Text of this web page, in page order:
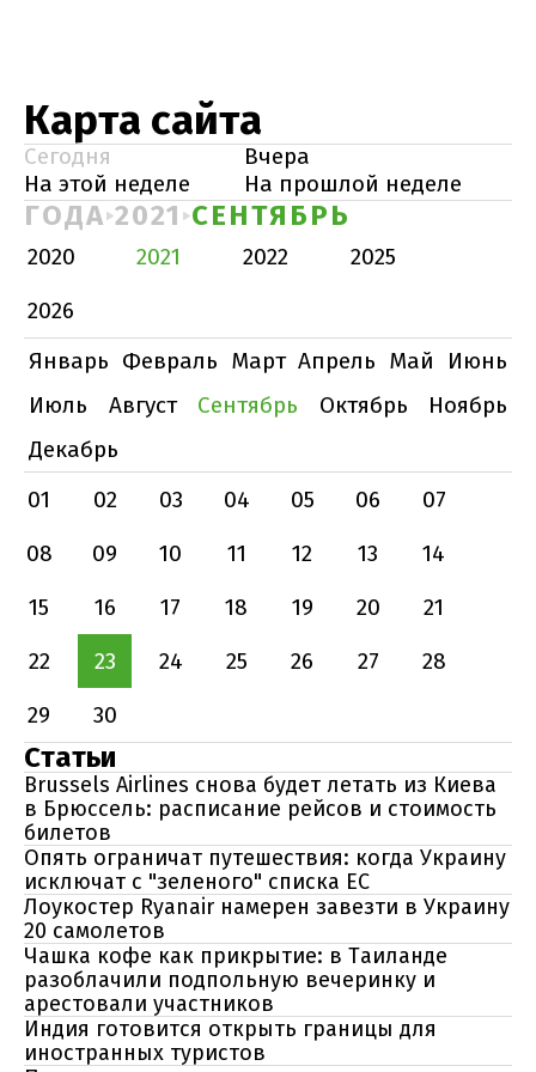
Карта сайта
Сегодня
Вчера
На этой неделе
На прошлой неделе
ГОДА 2021 СЕНТЯБРЬ
2020 2021 2022
2025
2026
Январь Февраль Март Апрель Май
Июнь
Июль
Август Сентябрь Октябрь
Ноябрь
Декабрь
01
02 03 04 05 06
07
08
09 10 11 12 13
14
15
16 17 18 19 20
21
22
23 24 25 26 27
28
29
30
Статьи
Brussels Airlines снова будет летать из Киева
в Брюссель: расписание рейсов и стоимость
билетов
Опять ограничат путешествия: когда Украину
исключат с "зеленого" списка ЕС
Лоукостер Ryanair намерен завезти в Украину
20 самолетов
Чашка кофе как прикрытие: в Таиланде
разоблачили подпольную вечеринку и
арестовали участников
Индия готовится открыть границы для
иностранных туристов